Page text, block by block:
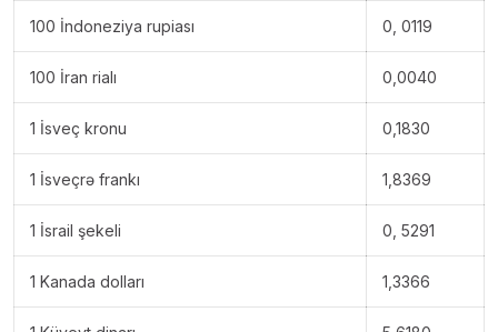
100 İndoneziya rupiası 0, 0119
100 İran rialı 0,0040
1 İsveç kronu 0,1830
1 İsveçrə frankı 1,8369
1 İsrail şekeli 0, 5291
1 Kanada dolları 1,3366